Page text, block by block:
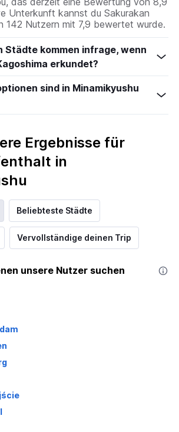
Unterkunft kannst du Sakurakan
142 Nutzern mit 7,9 bewertet wurde.
Städte kommen infrage, wenn
erkundet?
sind in Minamikyushu
Ergebnisse für
in
Beliebteste Städte
Vervollständige deinen Trip
unsere Nutzer suchen